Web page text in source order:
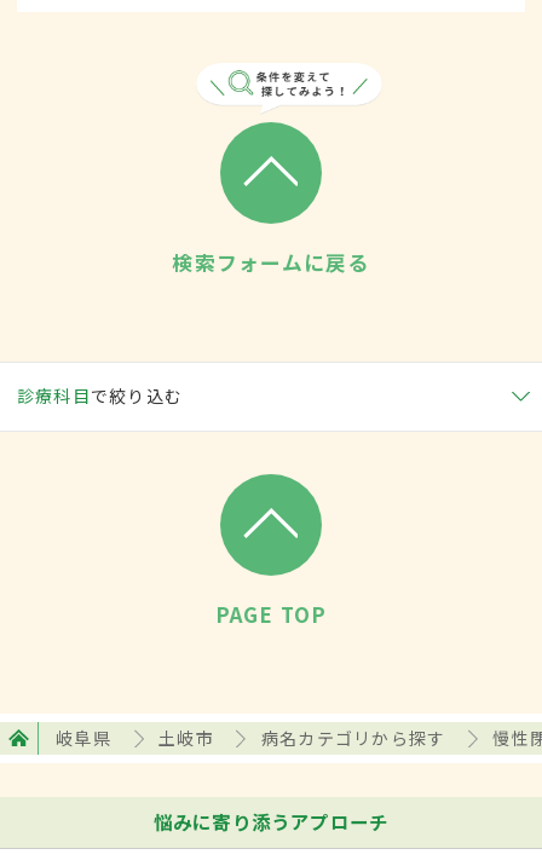
検索フォームに戻る
診療科目で絞り込む
PAGE TOP
岐阜県 土岐市 病名カテゴリから探す 慢性
悩みに寄り添うアプローチ